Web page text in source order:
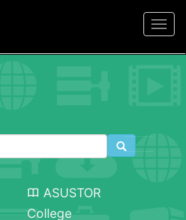
ASUSTOR
College